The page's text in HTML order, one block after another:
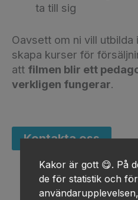
ta till sig
Oavsett om ni vill
skapa kurser för
att filmen blir ett
verkligen fungerar.
Kontakta oss
Kakor är gott 😋. På
de för statistik och